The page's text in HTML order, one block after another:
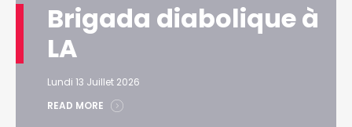
Brigada diabolique à
LA
Lundi 13 Juillet 2026
READ MORE